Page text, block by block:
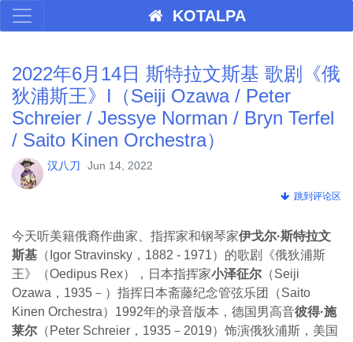
KOTALPA
2022年6月14日 斯特拉文斯基 歌剧《俄
狄浦斯王》I（Seiji Ozawa / Peter
Schreier / Jessye Norman / Bryn Terfel
/ Saito Kinen Orchestra）
汉八刀 Jun 14, 2022
跳到评论区
今天听美籍俄裔作曲家、指挥家和钢琴家伊戈尔·斯特拉文
斯基 （Igor Stravinsky，1882 - 1971）的歌剧《俄狄浦斯
王》（Oedipus Rex），日本指挥家小泽征尔 （Seiji
Ozawa，1935－）指挥日本斋藤纪念管弦乐团（Saito
Kinen Orchestra）1992年的录音版本，德国男高音彼得·施
莱尔 （Peter Schreier，1935－2019）饰演俄狄浦斯，美国